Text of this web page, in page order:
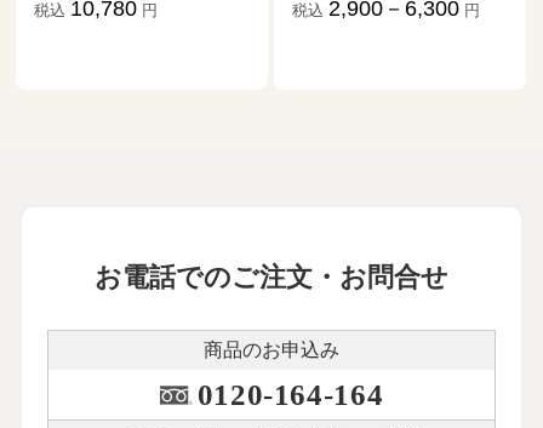
税込 10,780 円 税込 2,900－6,300 円
お電話でのご注文・お問合せ
商品のお申込み
0120-164-164